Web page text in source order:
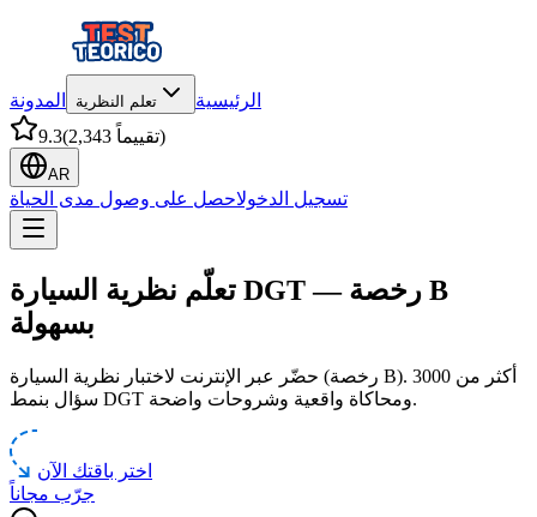
الرئيسية تعلم النظرية
المدونة
9.3( 2,343 تقييماً)
AR
تسجيل الدخولاحصل على وصول مدى الحياة
تعلّم نظرية السيارة DGT — رخصة B
بسهولة
حضّر عبر الإنترنت لاختبار نظرية السيارة (رخصة B). أكثر من 3000
سؤال بنمط DGT ومحاكاة واقعية وشروحات واضحة.
اختر باقتك الآن
جرّب مجاناً